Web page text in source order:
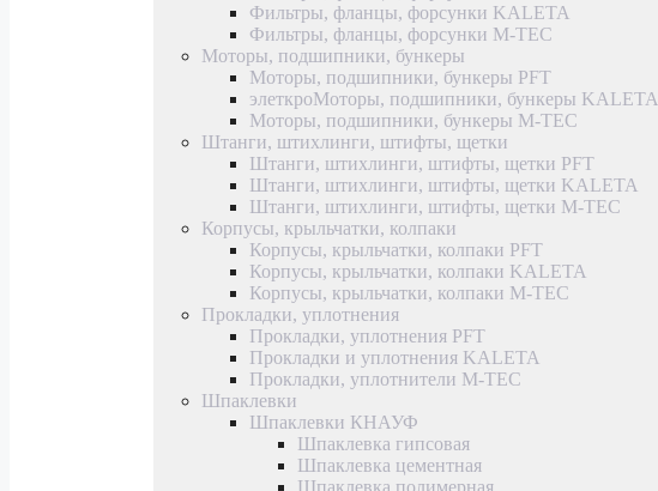
Фильтры, фланцы, форсунки KALETA
Фильтры, фланцы, форсунки M-TEC
Моторы, подшипники, бункеры
Моторы, подшипники, бункеры PFT
элеткроМоторы, подшипники, бункеры KALETA
Моторы, подшипники, бункеры M-TEC
Штанги, штихлинги, штифты, щетки
Штанги, штихлинги, штифты, щетки PFT
Штанги, штихлинги, штифты, щетки KALETA
Штанги, штихлинги, штифты, щетки M-TEC
Корпусы, крыльчатки, колпаки
Корпусы, крыльчатки, колпаки PFT
Корпусы, крыльчатки, колпаки KALETA
Корпусы, крыльчатки, колпаки M-TEC
Прокладки, уплотнения
Прокладки, уплотнения PFT
Прокладки и уплотнения KALETA
Прокладки, уплотнители M-TEC
Шпаклевки
Шпаклевки КНАУФ
Шпаклевка гипсовая
Шпаклевка цементная
Шпаклевка полимерная